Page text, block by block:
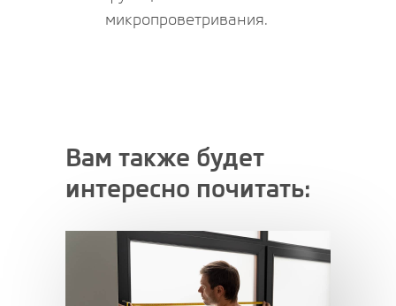
микропроветривания.
Вам также будет
интересно почитать: